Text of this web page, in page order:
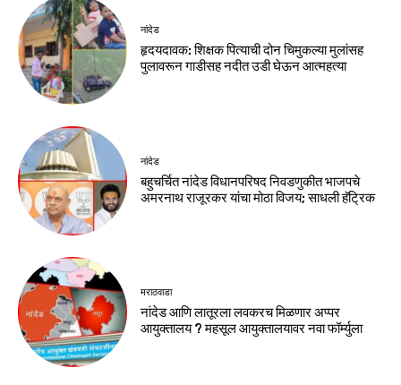
नांदेड
हृदयदावक: शिक्षक पित्याची दोन चिमुकल्या मुलांसह
पुलावरून गाडीसह नदीत उडी घेऊन आत्महत्या
नांदेड
बहुचर्चित नांदेड विधानपरिषद निवडणुकीत भाजपचे
अमरनाथ राजूरकर यांचा मोठा विजय; साधली हॅट्रिक
मराठवाडा
नांदेड आणि लातूरला लवकरच मिळणार अप्पर
आयुक्तालय ? महसूल आयुक्तालयावर नवा फॉर्म्युला